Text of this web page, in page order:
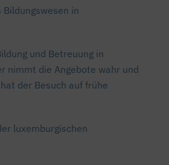
in
und Betreuung in
nimmt die Angebote wahr und
der Besuch auf frühe
luxemburgischen